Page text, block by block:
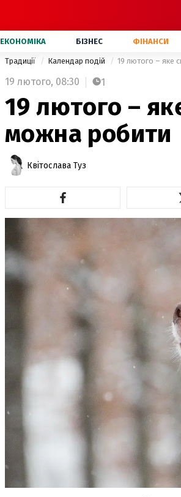
ЕКОНОМІКА БІЗНЕС ФІНАНСИ
Традиції Календар подій 19 лютого – яке
19 лютого, 08:30 1
19 лютого –
можна робити
Квітослава Туз